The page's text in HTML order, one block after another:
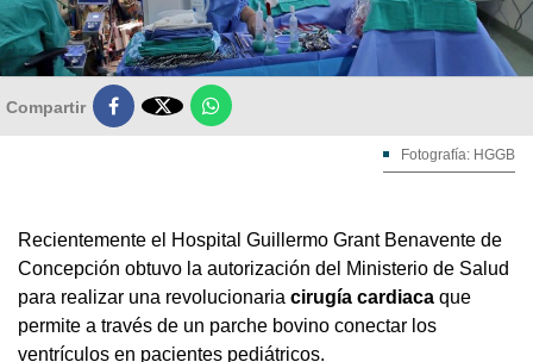
Compartir 
Fotografía: HGGB
Recientemente el Hospital Guillermo Grant Benavente de
Concepción obtuvo la autorización del Ministerio de Salud
para realizar una revolucionaria cirugía cardiaca que
permite a través de un parche bovino conectar los
ventrículos en pacientes pediátricos.